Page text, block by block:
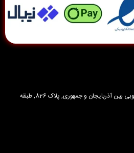
تهران, میدان انقلاب, خیابان کارگر جنوبی بین آذربایجان و جمهوری, پلاک 826, طبقه